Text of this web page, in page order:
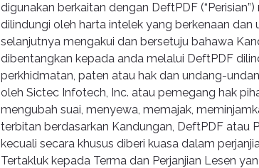
digunakan berkaitan dengan DeftPDF
dilindungi oleh harta intelek yang berkenaan
selanjutnya mengakui dan bersetuju bahawa
dibentangkan kepada anda melalui DeftPDF
perkhidmatan, paten atau hak dan undang-
oleh Sictec Infotech, Inc. atau pemegang hak
mengubah suai, menyewa, memajak,
terbitan berdasarkan Kandungan, DeftPDF atau
kecuali secara khusus diberi kuasa dalam
Tertakluk kepada Terma dan Perjanjian Lesen